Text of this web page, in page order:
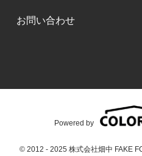
お問い合わせ
© 2012 - 2025 株式会社畑中 FAKE
Powered by